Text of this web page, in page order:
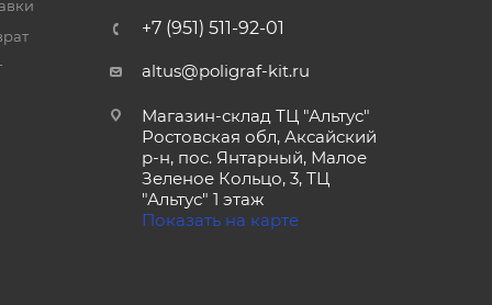
+7 (951) 511-92-01
altus@poligraf-kit.ru
Магазин-склад ТЦ "Альтус"
Ростовская обл, Аксайский
р-н, пос. Янтарный, Малое
Зеленое Кольцо, 3, ТЦ
"Альтус" 1 этаж
Показать на карте